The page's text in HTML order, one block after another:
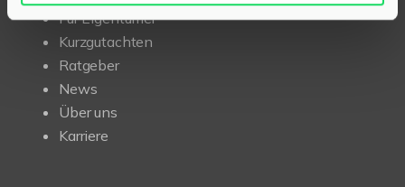
Für Eigentümer
Kurzgutachten
Ratgeber
News
Über uns
Karriere